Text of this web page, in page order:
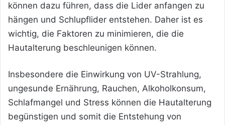
können dazu führen, dass die Lider anfangen zu
hängen und Schlupflider entstehen. Daher ist es
wichtig, die Faktoren zu minimieren, die die
Hautalterung beschleunigen können.
Insbesondere die Einwirkung von UV-Strahlung,
ungesunde Ernährung, Rauchen, Alkoholkonsum,
Schlafmangel und Stress können die Hautalterung
begünstigen und somit die Entstehung von